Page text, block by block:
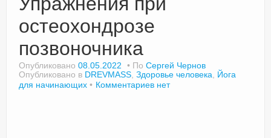
остеохондрозе
позвоночника
Опубликовано 08.05.2022 По Сергей Чернов
Опубликовано в DREVMASS Здоровье человека
Йога
для начинающих
Комментариев нет